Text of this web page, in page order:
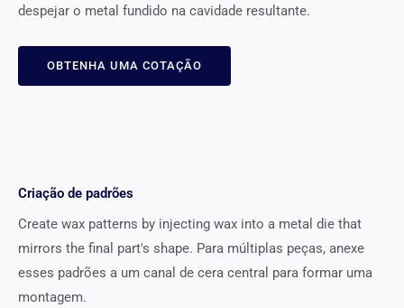
despejar o metal fundido na cavidade resultante.
OBTENHA UMA COTAÇÃO
Criação de padrões
Create wax patterns by injecting wax into a metal die that
mirrors the final part's shape. Para múltiplas peças, anexe
esses padrões a um canal de cera central para formar uma
montagem.